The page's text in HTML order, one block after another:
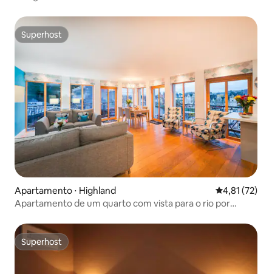
Superhost
Superhost
Apartamento ⋅ Highland 4,81 de uma
4,81 (72)
Apartamento de um quarto com vista para o rio por
Superhost
Superhost